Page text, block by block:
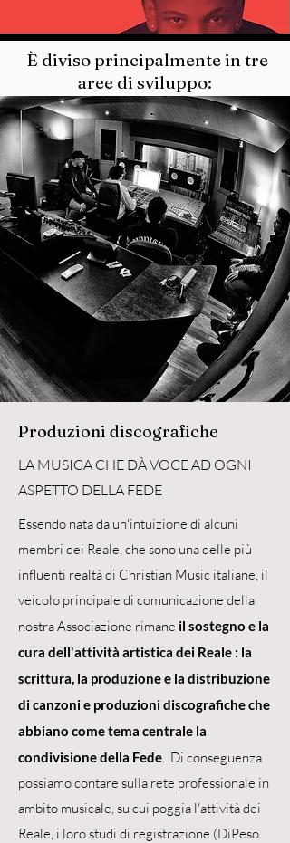
È diviso principalmente in tre
aree di sviluppo:
Produzioni discografiche
LA MUSICA CHE DÀ VOCE AD OGNI
ASPETTO DELLA FEDE
Essendo nata da un'intuizione di alcuni
membri dei Reale, che sono una delle più
influenti realtà di Christian Music italiane, il
veicolo principale di comunicazione della
nostra Associazione rimane il sostegno e la
cura dell'attività artistica dei Reale : la
scrittura, la produzione e la distribuzione
di canzoni e produzioni discografiche che
abbiano come tema centrale la
condivisione della Fede. Di conseguenza
possiamo contare sulla rete professionale in
ambito musicale, su cui poggia l'attività dei
Reale, i loro studi di registrazione (DiPeso